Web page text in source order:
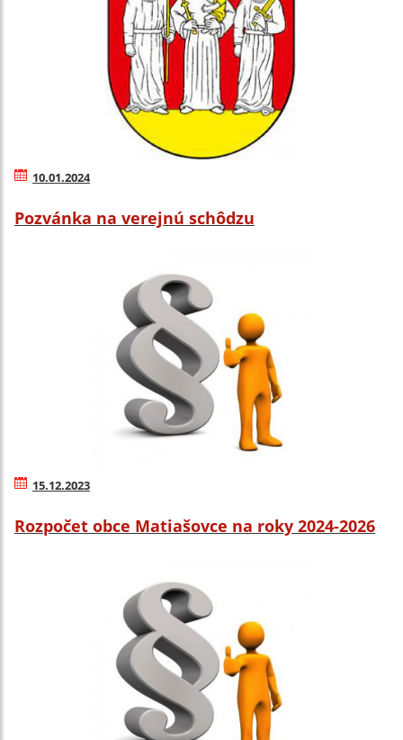
10.01.2024
Pozvánka na verejnú schôdzu
15.12.2023
Rozpočet obce Matiašovce na roky 2024-2026